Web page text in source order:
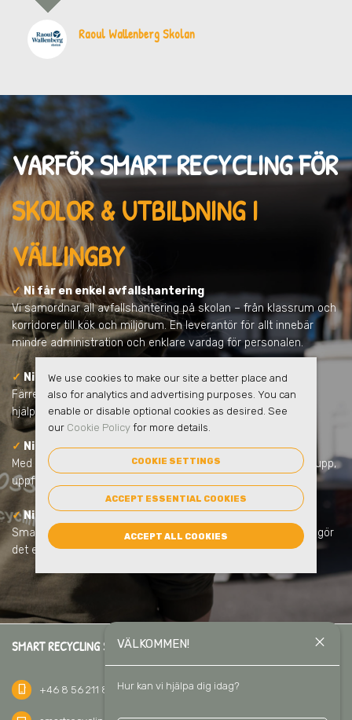
VÄLKOMMEN! close
Hur kan vi hjälpa dig idag?
Raoul Wallenberg Skolan
VARFÖR SMART RECYCLING FÖR
SKOLOR & UTBILDNING I
VÄLLINGBY
✓ Ni får en enkel avfallshantering
Vi samordnar all avfallshantering på skolan – från klassrum och
korridorer till kök och miljörum. En leverantör för allt innebär
mindre administration och enklare vardag för personalen.
✓ Ni minskar skolans klimatpåverkan
Färre transporter, tydligare sortering och ökad återvinning
hjälper skolan att minska koldioxidutsläppen.
✓ Ni får full kontroll och tydlig rapportering
Med eSmart får ni statistik över skolans avfall. Lätt att följa upp,
uppfylla lagkrav och visa upp.
✓ Ni gör hållbarhet till en del av undervisningen
Smarta miljömöbler och kärl, tydliga skyltar och utbildningar gör
det enkelt för eleverna att delta i hållbarhetsarbetet.
SMART RECYCLING SVERIGE AB
phone_iphone +46 8 56 211 811
We use cookies to make our site a better place and
also for analytics and advertising purposes. You can
enable or disable optional cookies as desired. See
our Cookie Policyfor more details.
COOKIE SETTINGS
ACCEPT ESSENTIAL COOKIES
ACCEPT ALL COOKIES